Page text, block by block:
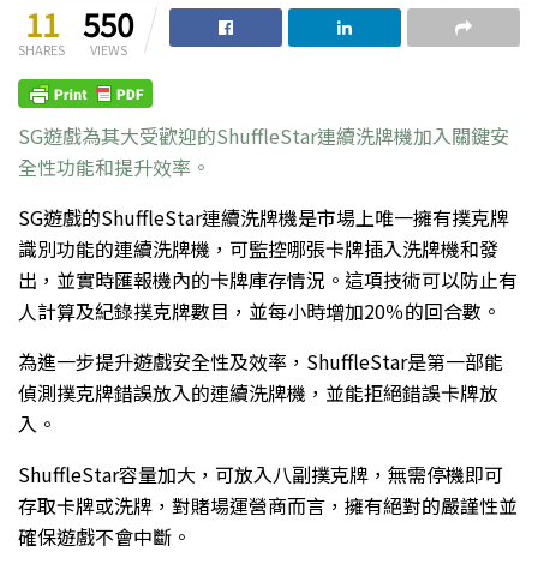
11
SHARES
550
VIEWS
SG遊戲為其大受歡迎的ShuffleStar連續洗牌機加入關鍵安
全性功能和提升效率。
SG遊戲的ShuffleStar連續洗牌機是市場上唯一擁有撲克牌
識別功能的連續洗牌機，可監控哪張卡牌插入洗牌機和發
出，並實時匯報機內的卡牌庫存情況。這項技術可以防止有
人計算及紀錄撲克牌數目，並每小時增加20％的回合數。
為進一步提升遊戲安全性及效率，ShuffleStar是第一部能
偵測撲克牌錯誤放入的連續洗牌機，並能拒絕錯誤卡牌放
入。
ShuffleStar容量加大，可放入八副撲克牌，無需停機即可
存取卡牌或洗牌，對賭場運營商而言，擁有絕對的嚴謹性並
確保遊戲不會中斷。